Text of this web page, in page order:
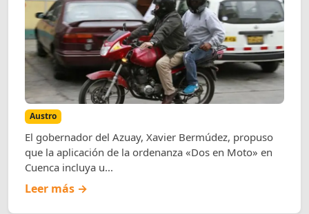
Austro
El gobernador del Azuay, Xavier Bermúdez, propuso
que la aplicación de la ordenanza «Dos en Moto» en
Cuenca incluya u...
Leer más →